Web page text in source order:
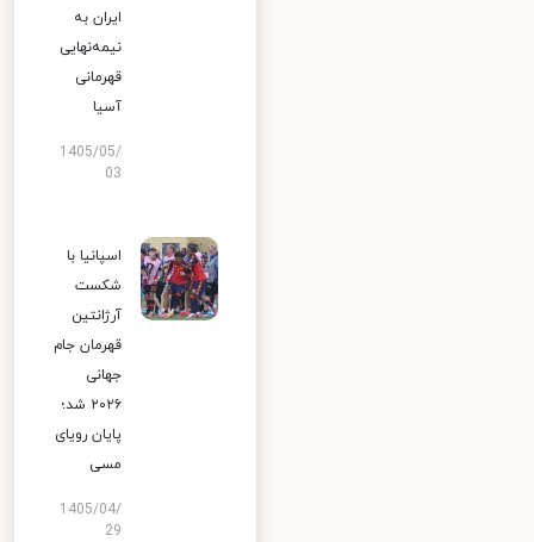
ایران به
نیمه‌نهایی
قهرمانی
آسیا
1405/05/
03
اسپانیا با
شکست
آرژانتین
قهرمان جام
جهانی
۲۰۲۶ شد؛
پایان رویای
مسی
1405/04/
29